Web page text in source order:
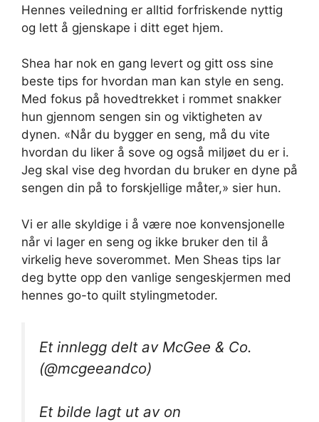
Hennes veiledning er alltid forfriskende nyttig
og lett å gjenskape i ditt eget hjem.
Shea har nok en gang levert og gitt oss sine
beste tips for hvordan man kan style en seng.
Med fokus på hovedtrekket i rommet snakker
hun gjennom sengen sin og viktigheten av
dynen. «Når du bygger en seng, må du vite
hvordan du liker å sove og også miljøet du er i.
Jeg skal vise deg hvordan du bruker en dyne på
sengen din på to forskjellige måter,» sier hun.
Vi er alle skyldige i å være noe konvensjonelle
når vi lager en seng og ikke bruker den til å
virkelig heve soverommet. Men Sheas tips lar
deg bytte opp den vanlige sengeskjermen med
hennes go-to quilt stylingmetoder.
Et innlegg delt av McGee & Co.
(@mcgeeandco)
Et bilde lagt ut av on